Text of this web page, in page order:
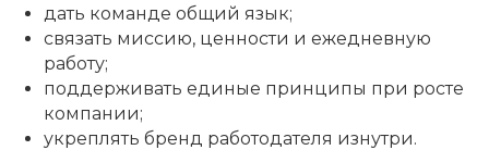
дать команде общий язык;
связать миссию, ценности и ежедневную
работу;
поддерживать единые принципы при росте
компании;
укреплять бренд работодателя изнутри.